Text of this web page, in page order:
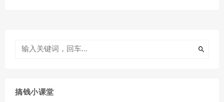
搞钱小课堂